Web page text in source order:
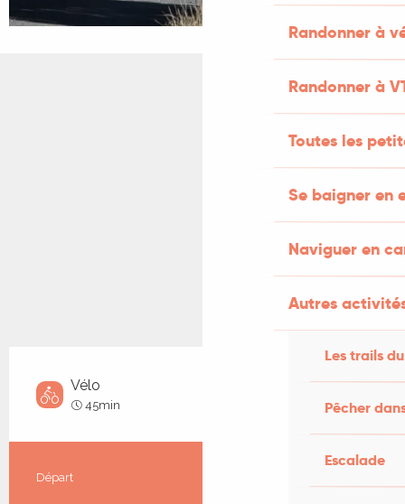
Randonner à
Randonner à
Toutes les
Se baigner en
Naviguer en
Autres
Les trails
Pêcher
Escalade
Vélo
45min Très facile
Informations pratiques
Départ